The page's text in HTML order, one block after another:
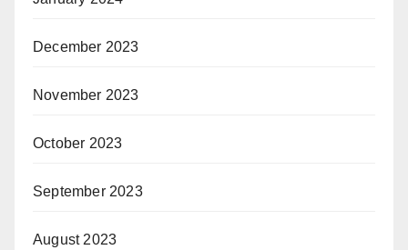
December 2023
November 2023
October 2023
September 2023
August 2023